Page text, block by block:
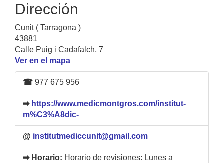
Dirección
Cunit ( Tarragona )
43881
Calle Puig i Cadafalch, 7
Ver en el mapa
☎ 977 675 956
➡ https://www.medicmontgros.com/institut-
m%C3%A8dic-
@ institutmediccunit@gmail.com
➡ Horario: Horario de revisiones: Lunes a